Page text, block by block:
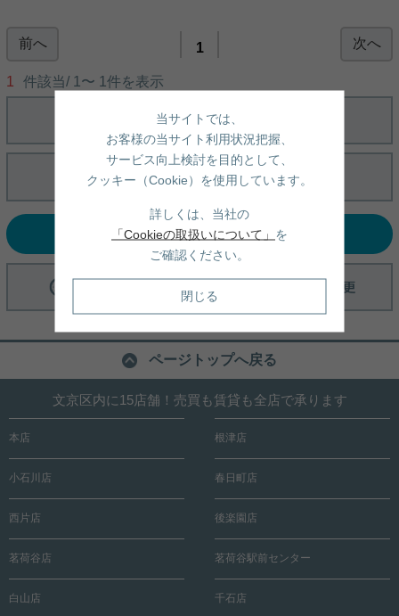
☆立教大学至近☆女性限定マンション☆ バストイレ
ロ、収納棚も備わっている当該物件！ 管理人も常駐
になるので、セキュリティもしっかりしておりま
ください！！
詳細を見る
前へ 1 次へ
1 件該当/ 1 〜 1 件を表示
選択中の条件でお問い合わせ
ページトップへ戻る
文京区内に15店舗！売買も賃貸も全店で承ります
本店 根津店
小石川店 春日町店
西片店 後楽園店
茗荷谷店 茗荷谷駅前センター
白山店 千石店
当サイトでは、
お客様の当サイト利用状況把握、
サービス向上検討を目的として、
クッキー（Cookie）を使用しています。
詳しくは、当社の
「Cookieの取扱いについて」 を
ご確認ください。
閉じる